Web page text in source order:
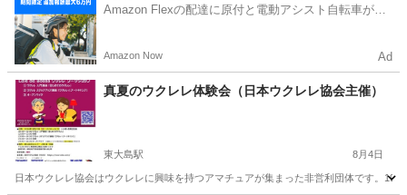
Amazon Flexの配達に原付と電動アシスト自転車が登
Amazon Now Ad
真夏のウクレレ体験会（日本ウクレレ協会主催）
東大島駅 8月4日
日本ウクレレ協会はウクレレに興味を持つアマチュアが集まった非営利団体です。